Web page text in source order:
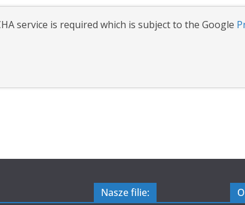
service is required which is subject to the Google
Nasze filie: